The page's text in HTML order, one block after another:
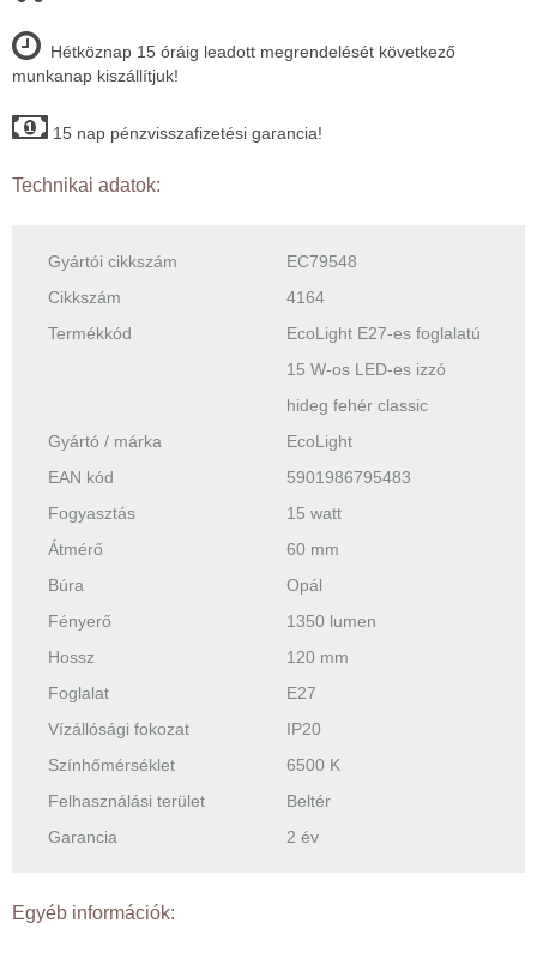
Hétköznap 15 óráig leadott megrendelését következő
munkanap kiszállítjuk!
15 nap pénzvisszafizetési garancia!
Technikai adatok:
Gyártói cikkszám
EC79548
Cikkszám
4164
Termékkód
EcoLight E27-es foglalatú
15 W-os LED-es izzó
hideg fehér classic
Gyártó / márka
EcoLight
EAN kód
5901986795483
Fogyasztás
15 watt
Átmérő
60 mm
Búra
Opál
Fényerő
1350 lumen
Hossz
120 mm
Foglalat
E27
Vízállósági fokozat
IP20
Színhőmérséklet
6500 K
Felhasználási terület
Beltér
Garancia
2 év
Egyéb információk: